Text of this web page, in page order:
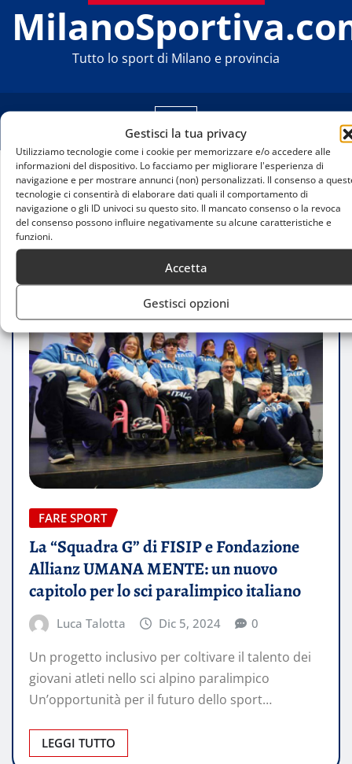
Gestisci la tua privacy
Utilizziamo tecnologie come i cookie per memorizzare e/o accedere alle
informazioni del dispositivo. Lo facciamo per migliorare l'esperienza di
navigazione e per mostrare annunci (non) personalizzati. Il consenso a
tecnologie ci consentirà di elaborare dati quali il comportamento di
navigazione o gli ID univoci su questo sito. Il mancato consenso o la revoca
del consenso possono influire negativamente su alcune caratteristiche e
funzioni.
Accetta
Gestisci opzioni
Tutto lo sport di Milano e provincia
Home
La “Squadra G” di FISIP e Fondazione Allianz
UMANA MENTE: un nuovo capitolo per lo sci
paralimpico italiano
FARE SPORT
La “Squadra G” di FISIP e Fondazione
Allianz UMANA MENTE: un nuovo
capitolo per lo sci paralimpico italiano
Luca Talotta Dic 5, 2024 0
Un progetto inclusivo per coltivare il talento dei
giovani atleti nello sci alpino paralimpico
Un’opportunità per il futuro dello sport…
LEGGI TUTTO